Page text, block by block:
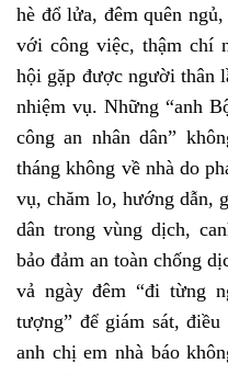
hè đổ lửa, đêm quên
với công việc, thậm chí
hội gặp được người thân
nhiệm vụ. Những “anh
công an nhân dân”
tháng không về nhà do
vụ, chăm lo, hướng dẫn,
dân trong vùng dịch,
bảo đảm an toàn chống
vả ngày đêm “đi từng
tượng” để giám sát,
anh chị em nhà báo